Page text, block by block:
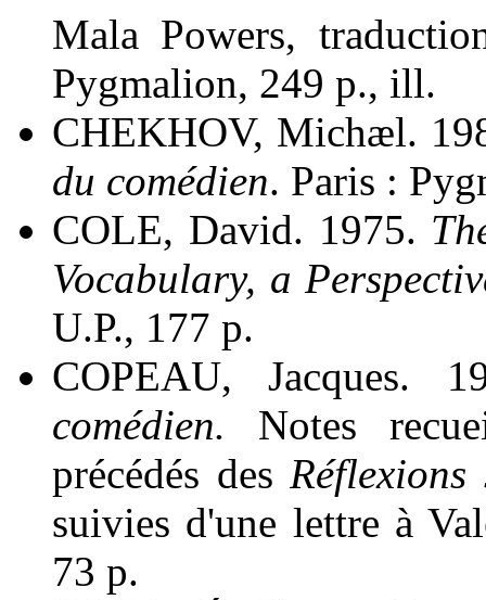
Mala Powers,
Pygmalion, 249 p., ill.
CHEKHOV, Michæl.
du comédien. Paris :
COLE, David. 1975.
Vocabulary, a
U.P., 177 p.
COPEAU, Jacques.
comédien. Notes
précédés des
suivies d'une lettre à
73 p.